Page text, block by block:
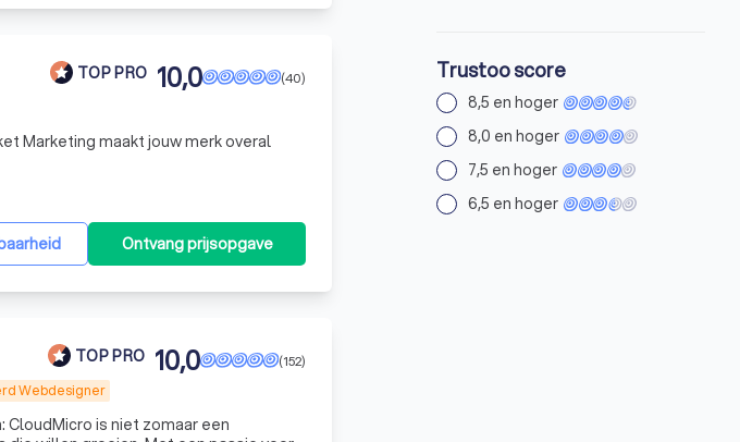
TOP PRO (40)
10,0
Marketing maakt jouw merk overal
Ontvang prijsopgave
TOP PRO
Webdesigner
(152)
10,0
Trustoo score
8,5 en hoger
8,0 en hoger
7,5 en hoger
6,5 en hoger